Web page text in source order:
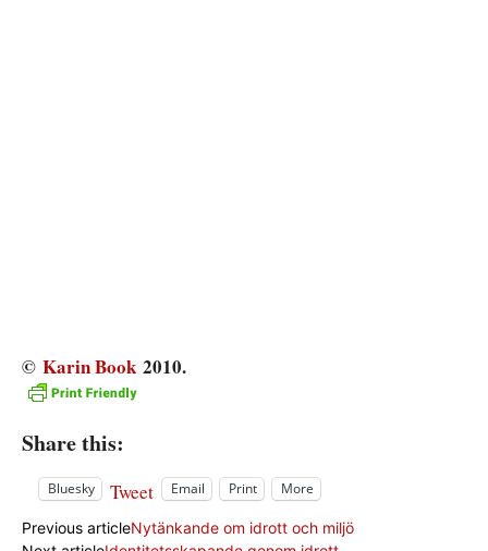
© Karin Book2010.
Share this:
Bluesky Tweet Email Print More
Previous articleNytänkande om idrott och miljö